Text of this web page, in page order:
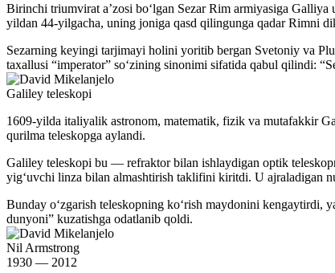
Birinchi triumvirat aʼzosi boʻlgan Sezar Rim armiyasiga
yildan 44-yilgacha, uning joniga qasd qilingunga qadar Rimni
Sezarning keyingi tarjimayi holini yoritib bergan Svetoniy va
taxallusi “imperator” soʻzining sinonimi sifatida qabul qilindi:
Galiley teleskopi
1609-yilda italiyalik astronom, matematik, fizik va mutafakkir
qurilma teleskopga aylandi.
Galiley teleskopi bu — refraktor bilan ishlaydigan optik
yigʻuvchi linza bilan almashtirish taklifini kiritdi. U ajraladigan
Bunday oʻzgarish teleskopning koʻrish maydonini kengaytirdi,
dunyoni” kuzatishga odatlanib qoldi.
Nil Armstrong
1930 — 2012